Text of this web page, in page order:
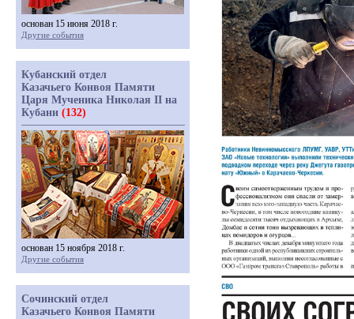
основан 15 июня 2018 г.
Другие события
Кубанский отдел
Казачьего Конвоя Памяти
Царя Мученика Николая II на
Кубани (132)
основан 15 ноября 2018 г.
Другие события
Сочинский отдел
Казачьего Конвоя Памяти